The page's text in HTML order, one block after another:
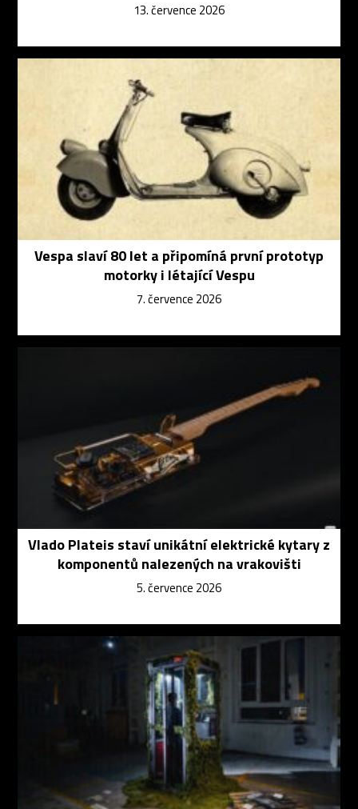
13. července 2026
Vespa slaví 80 let a připomíná první prototyp
motorky i létající Vespu
7. července 2026
Vlado Plateis staví unikátní elektrické kytary z
komponentů nalezených na vrakovišti
5. července 2026